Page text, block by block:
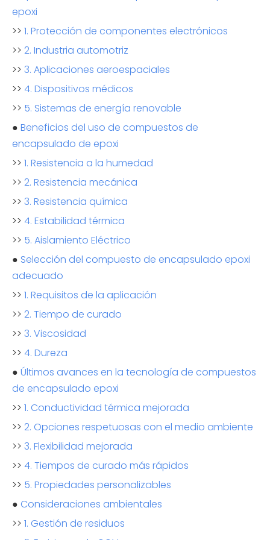
epoxi
>> 1. Protección de componentes electrónicos
>> 2. Industria automotriz
>> 3. Aplicaciones aeroespaciales
>> 4. Dispositivos médicos
>> 5. Sistemas de energía renovable
● Beneficios del uso de compuestos de
encapsulado de epoxi
>> 1. Resistencia a la humedad
>> 2. Resistencia mecánica
>> 3. Resistencia química
>> 4. Estabilidad térmica
>> 5. Aislamiento Eléctrico
● Selección del compuesto de encapsulado epoxi
adecuado
>> 1. Requisitos de la aplicación
>> 2. Tiempo de curado
>> 3. Viscosidad
>> 4. Dureza
● Últimos avances en la tecnología de compuestos
de encapsulado epoxi
>> 1. Conductividad térmica mejorada
>> 2. Opciones respetuosas con el medio ambiente
>> 3. Flexibilidad mejorada
>> 4. Tiempos de curado más rápidos
>> 5. Propiedades personalizables
● Consideraciones ambientales
>> 1. Gestión de residuos